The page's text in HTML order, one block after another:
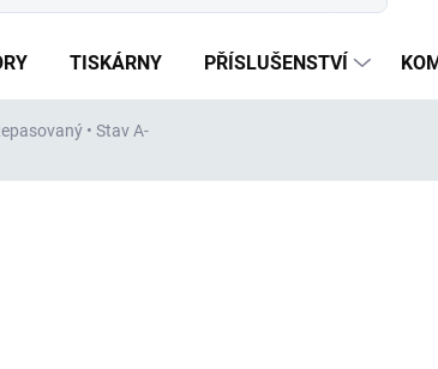
TISKÁRNY PŘÍSLUŠENSTVÍ
• Stav A-